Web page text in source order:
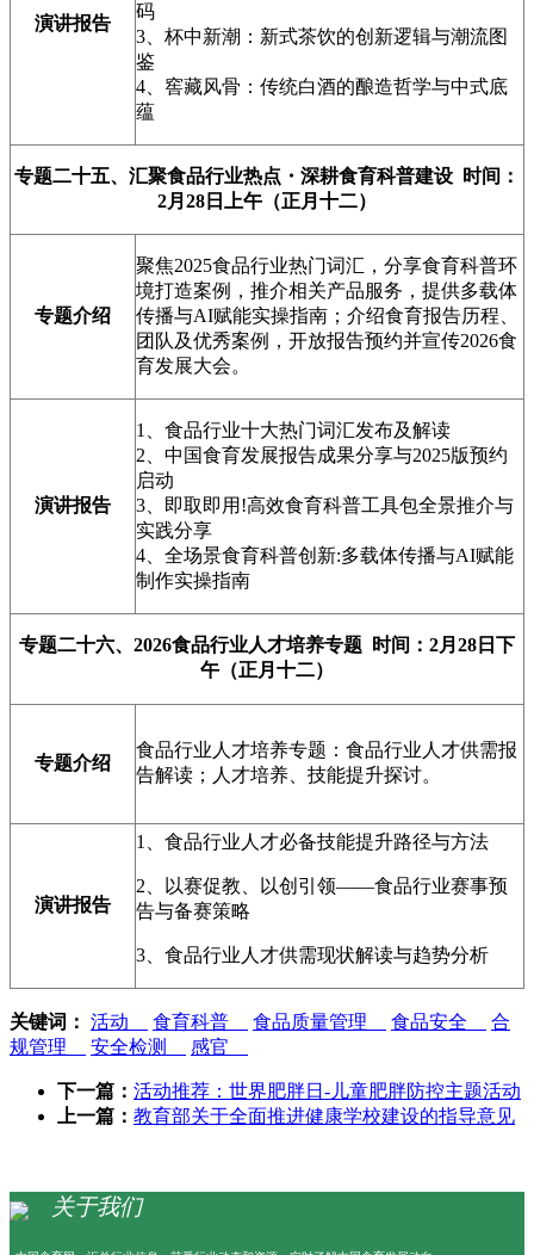
演讲报告
码
3、杯中新潮：新式茶饮的创新逻辑与潮流图
鉴
4、窖藏风骨：传统白酒的酿造哲学与中式底
蕴
专题二十五、 汇聚食品行业热点・深耕食育科普建设 时间：
2月28日上午（正月十二）
专题介绍
聚焦2025食品行业热门词汇，分享食育科普环
境打造案例，推介相关产品服务，提供多载体
传播与AI赋能实操指南；介绍食育报告历程、
团队及优秀案例，开放报告预约并宣传2026食
育发展大会。
演讲报告
1、食品行业十大热门词汇发布及解读
2、中国食育发展报告成果分享与2025版预约
启动
3、即取即用!高效食育科普工具包全景推介与
实践分享
4、全场景食育科普创新:多载体传播与AI赋能
制作实操指南
专题二十六、 2026食品行业人才培养专题 时间：2月28日下
午（正月十二）
专题介绍
食品行业人才培养专题：食品行业人才供需报
告解读；人才培养、技能提升探讨。
演讲报告
1、食品行业人才必备技能提升路径与方法
2、以赛促教、以创引领——食品行业赛事预
告与备赛策略
3、食品行业人才供需现状解读与趋势分析
关键词： 活动 食育科普 食品质量管理 食品安全
合
规管理
安全检测 感官
下一篇： 活动推荐：世界肥胖日-儿童肥胖防控主题活动
上一篇： 教育部关于全面推进健康学校建设的指导意见
关于我们